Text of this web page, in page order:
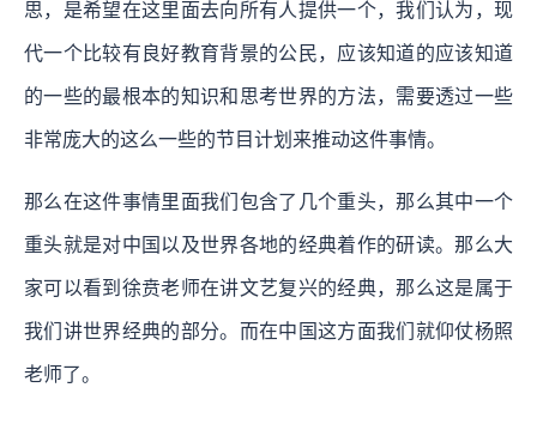
思，是希望在这里面去向所有人提供一个，我们认为，现
代一个比较有良好教育背景的公民，应该知道的应该知道
的一些的最根本的知识和思考世界的方法，需要透过一些
非常庞大的这么一些的节目计划来推动这件事情。
那么在这件事情里面我们包含了几个重头，那么其中一个
重头就是对中国以及世界各地的经典着作的研读。那么大
家可以看到徐贲老师在讲文艺复兴的经典，那么这是属于
我们讲世界经典的部分。而在中国这方面我们就仰仗杨照
老师了。